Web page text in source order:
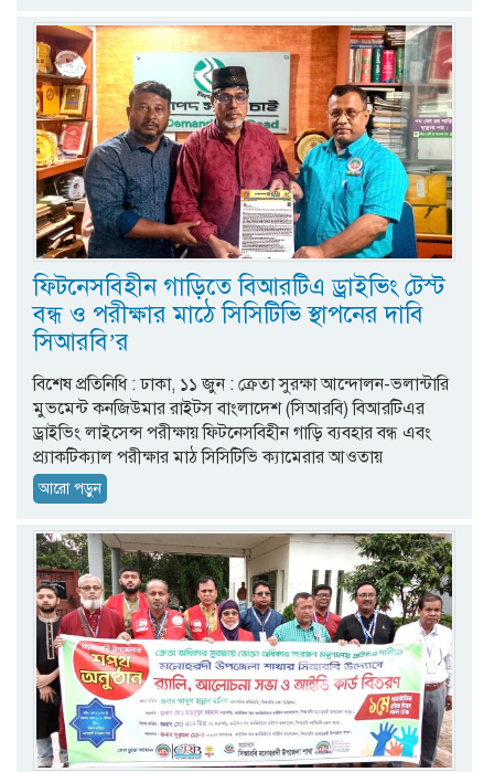
ফিটনেসবিহীন গাড়িতে বিআরটিএ ড্রাইভিং টেস্ট
বন্ধ ও পরীক্ষার মাঠে সিসিটিভি স্থাপনের দাবি
সিআরবি’র
বিশেষ প্রতিনিধি : ঢাকা, ১১ জুন : ক্রেতা সুরক্ষা আন্দোলন-ভলান্টারি
মুভমেন্ট কনজিউমার রাইটস বাংলাদেশ (সিআরবি) বিআরটিএর
ড্রাইভিং লাইসেন্স পরীক্ষায় ফিটনেসবিহীন গাড়ি ব্যবহার বন্ধ এবং
প্র্যাকটিক্যাল পরীক্ষার মাঠ সিসিটিভি ক্যামেরার আওতায়
আরো পড়ুন